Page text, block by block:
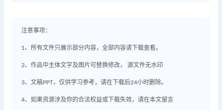
注意事项：
1、所有文件只展示部分内容，全部内容请下载查看。
2、作品中主体文字及图片可替换修改， 源文件无水印
3、文稿PPT，仅供学习参考，请在下载后24小时删除。
4、如果资源涉及你的合法权益或下载失效，请在本文留言